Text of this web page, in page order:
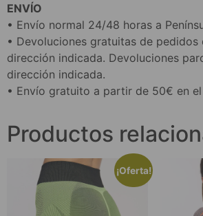
ENVÍO
• Envío normal 24/48 horas a
• Devoluciones gratuitas de pedidos
dirección indicada. Devoluciones
dirección indicada.
• Envío gratuito a partir de 50€ en
Productos
¡Oferta!